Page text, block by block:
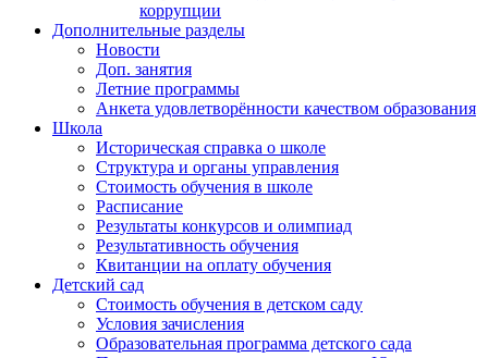
коррупции
Дополнительные разделы
Новости
Доп. занятия
Летние программы
Анкета удовлетворённости качеством образования
Школа
Историческая справка о школе
Структура и органы управления
Стоимость обучения в школе
Расписание
Результаты конкурсов и олимпиад
Результативность обучения
Квитанции на оплату обучения
Детский сад
Стоимость обучения в детском саду
Условия зачисления
Образовательная программа детского сада